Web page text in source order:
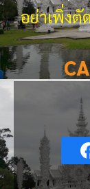
อย่าเพิ่งตั